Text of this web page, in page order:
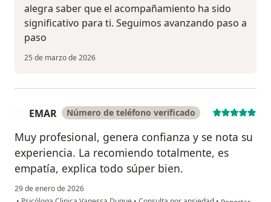
alegra saber que el acompañamiento ha sido
significativo para ti. Seguimos avanzando paso a
paso
25 de marzo de 2026
EMAR Número de teléfono verificado
Muy profesional, genera confianza y se nota su
experiencia. La recomiendo totalmente, es
empatía, explica todo súper bien.
29 de enero de 2026
en opinión del